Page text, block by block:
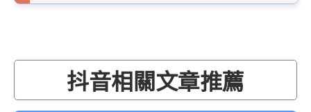
抖音相關文章推薦